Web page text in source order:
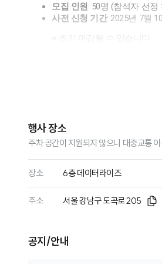
행사 장소
주차 공간이 지원되지 않으니 대중교통
장소 6층 데이터라이즈
주소 서울 강남구 도곡로 205
공지/안내